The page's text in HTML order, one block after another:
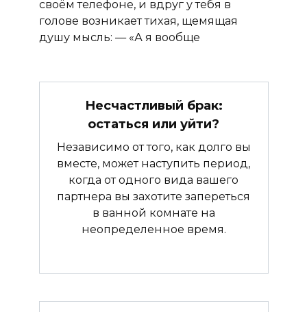
своём телефоне, и вдруг у тебя в
голове возникает тихая, щемящая
душу мысль: — «А я вообще
Несчастливый брак:
остаться или уйти?
Независимо от того, как долго вы
вместе, может наступить период,
когда от одного вида вашего
партнера вы захотите запереться
в ванной комнате на
неопределенное время.